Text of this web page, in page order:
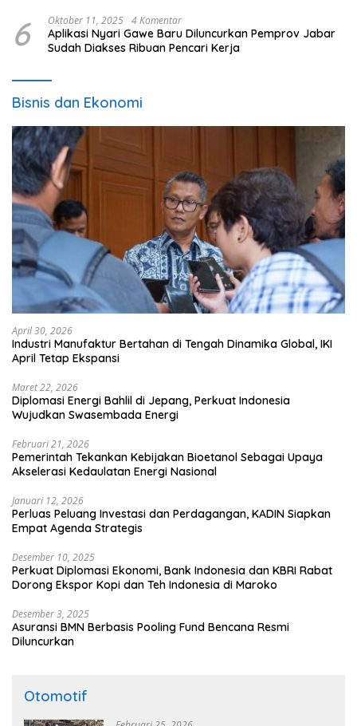
6 Oktober 11, 2025 4 Komentar
Aplikasi Nyari Gawe Baru Diluncurkan Pemprov Jabar
Sudah Diakses Ribuan Pencari Kerja
Bisnis dan Ekonomi
April 30, 2026
Industri Manufaktur Bertahan di Tengah Dinamika Global, IKI
April Tetap Ekspansi
Maret 22, 2026
Diplomasi Energi Bahlil di Jepang, Perkuat Indonesia
Wujudkan Swasembada Energi
Februari 21, 2026
Pemerintah Tekankan Kebijakan Bioetanol Sebagai Upaya
Akselerasi Kedaulatan Energi Nasional
Januari 12, 2026
Perluas Peluang Investasi dan Perdagangan, KADIN Siapkan
Empat Agenda Strategis
Desember 10, 2025
Perkuat Diplomasi Ekonomi, Bank Indonesia dan KBRI Rabat
Dorong Ekspor Kopi dan Teh Indonesia di Maroko
Desember 3, 2025
Asuransi BMN Berbasis Pooling Fund Bencana Resmi
Diluncurkan
Otomotif